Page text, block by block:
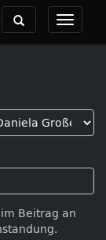
Toggle
Toggle
navigation
Beitrag an